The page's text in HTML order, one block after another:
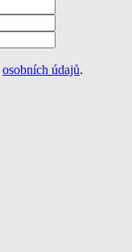
osobních údajů.